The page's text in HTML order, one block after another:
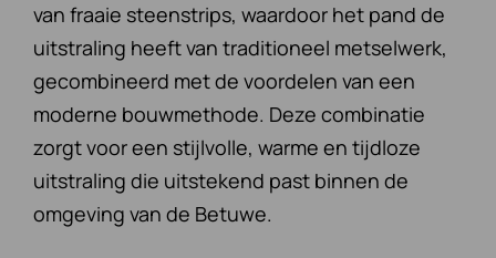
van fraaie steenstrips, waardoor het pand de
uitstraling heeft van traditioneel metselwerk,
gecombineerd met de voordelen van een
moderne bouwmethode. Deze combinatie
zorgt voor een stijlvolle, warme en tijdloze
uitstraling die uitstekend past binnen de
omgeving van de Betuwe.